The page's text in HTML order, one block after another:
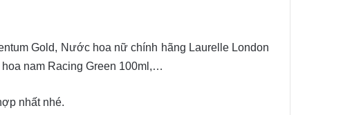
Gold, Nước hoa nữ chính hãng Laurelle London
nam Racing Green 100ml,…
nhất nhé.